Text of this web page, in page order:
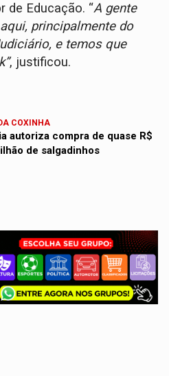
de Educação. “A gente
principalmente do
e temos que
, justificou.
COXINHA
autoriza compra de quase R$
de salgadinhos